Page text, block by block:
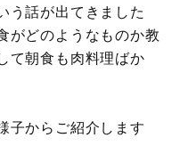
う話が出てきました
がどのようなものか教
て朝食も肉料理ばか
子からご紹介します